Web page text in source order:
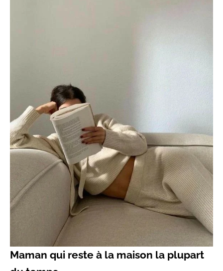
Maman qui reste à la maison la plupart